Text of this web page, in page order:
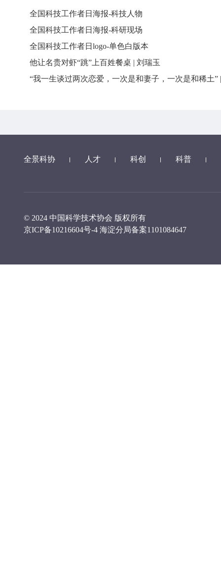
全国科技工作者日海报-科技人物
全国科技工作者日海报-科研现场
全国科技工作者日logo-单色白版本
他让名贵对虾“跳”上百姓餐桌 | 刘瑞玉
“我一生谈过两次恋爱，一次是和妻子，一次是和稀土”
全景科协 人才 科创 科普
© 2024 中国科学技术协会 版权所有
京ICP备10216604号-4 海淀分局备案1101084647